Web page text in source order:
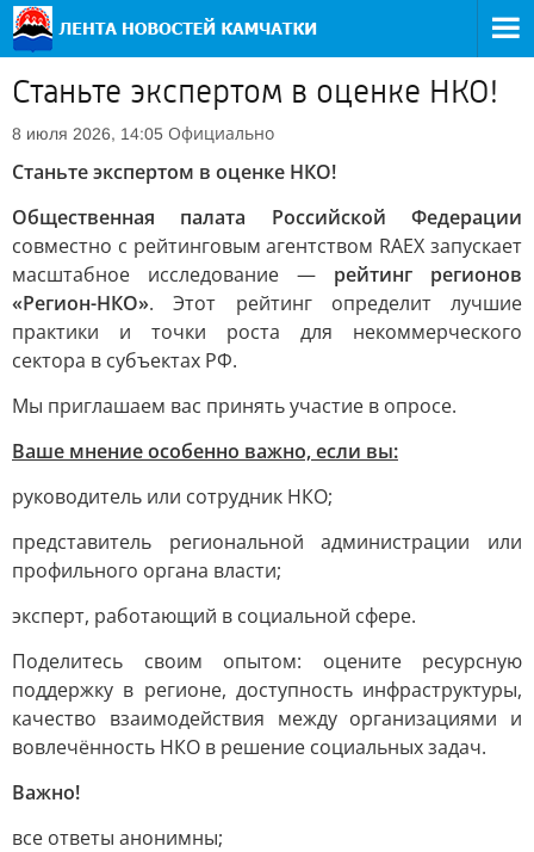
Станьте экспертом в оценке НКО!
8 июля 2026, 14:05 Официально
Станьте экспертом в оценке НКО!
Общественная палата Российской Федерации
совместно с рейтинговым агентством RAEX запускает
масштабное исследование — рейтинг регионов
«Регион-НКО». Этот рейтинг определит лучшие
практики и точки роста для некоммерческого
сектора в субъектах РФ.
Мы приглашаем вас принять участие в опросе.
Ваше мнение особенно важно, если вы:
руководитель или сотрудник НКО;
представитель региональной администрации или
профильного органа власти;
эксперт, работающий в социальной сфере.
Поделитесь своим опытом: оцените ресурсную
поддержку в регионе, доступность инфраструктуры,
качество взаимодействия между организациями и
вовлечённость НКО в решение социальных задач.
Важно!
все ответы анонимны;